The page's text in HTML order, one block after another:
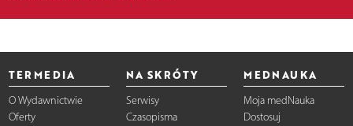
TERMEDIA
O Wydawnictwie
Oferty
NA SKRÓTY
Serwisy
Czasopisma
MEDNAUKA
Moja medNauka
Dostosuj